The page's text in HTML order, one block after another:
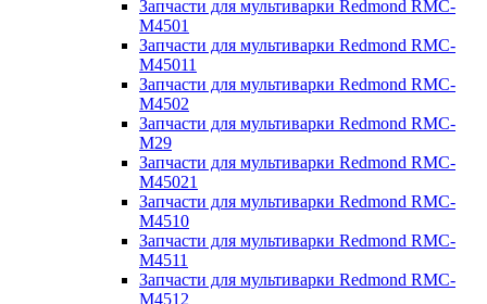
Запчасти для мультиварки Redmond RMC-
M4501
Запчасти для мультиварки Redmond RMC-
M45011
Запчасти для мультиварки Redmond RMC-
M4502
Запчасти для мультиварки Redmond RMC-
M29
Запчасти для мультиварки Redmond RMC-
M45021
Запчасти для мультиварки Redmond RMC-
M4510
Запчасти для мультиварки Redmond RMC-
M4511
Запчасти для мультиварки Redmond RMC-
M4512